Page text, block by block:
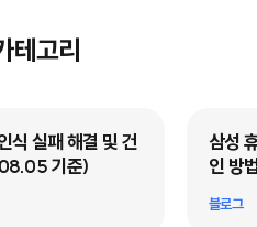
테고리
식 실패 해결 및 건
기준)
삼성
인 방
블로그